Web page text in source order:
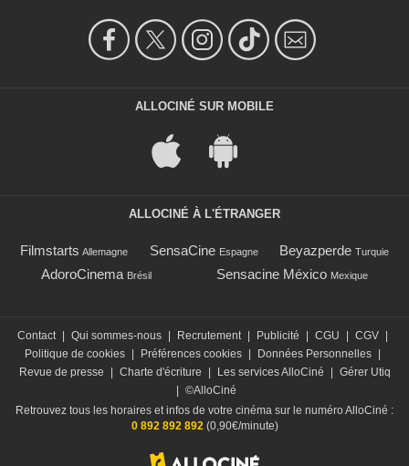
ALLOCINÉ SUR MOBILE
ALLOCINÉ À L'ÉTRANGER
Filmstarts Allemagne SensaCine Espagne Beyazperde Turquie
AdoroCinema Brésil Sensacine México Mexique
Contact Qui sommes-nous Recrutement Publicité CGU CGV
Politique de cookies
Préférences cookies Données Personnelles
Revue de presse
Charte d'écriture Les services AlloCiné
Gérer Utiq
©AlloCiné
Retrouvez tous les horaires et infos de votre cinéma sur le numéro AlloCiné :
0 892 892 892(0,90€/minute)